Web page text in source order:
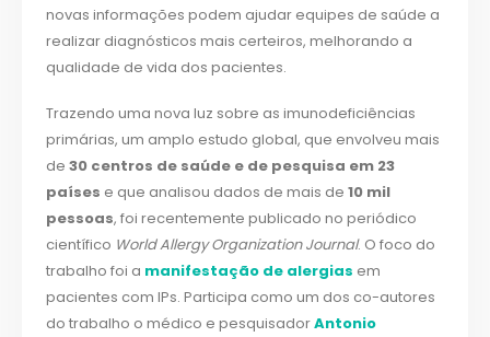
novas informações podem ajudar equipes de saúde a
realizar diagnósticos mais certeiros, melhorando a
qualidade de vida dos pacientes.
Trazendo uma nova luz sobre as imunodeficiências
primárias, um amplo estudo global, que envolveu mais
de30 centros de saúde e de pesquisa em 23
países e que analisou dados de mais de10 mil
pessoas, foi recentemente publicado no periódico
científico World Allergy Organization Journal. O foco do
trabalho foi a manifestação de alergias em
pacientes com IPs. Participa como um dos co-autores
do trabalho o médico e pesquisadorAntonio